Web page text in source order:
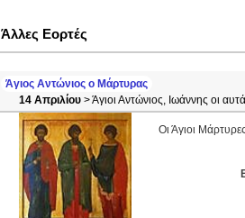
Άλλες Εορτές
Άγιος Αντώνιος ο Μάρτυρας
14 Απριλίου > Άγιοι Αντώνιος, Ιωάννης οι
Οι Άγιοι